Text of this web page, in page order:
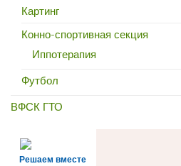
Картинг
Конно-спортивная секция
Иппотерапия
Футбол
ВФСК ГТО
Решаем вместе